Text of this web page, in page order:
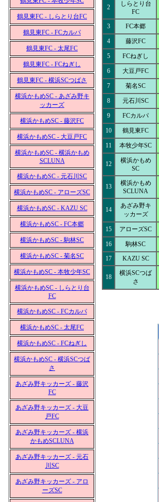
鶴見東FC - しらとり台FC
鶴見東FC - FCカルパ
鶴見東FC - 太尾FC
鶴見東FC - FCねぎし
鶴見東FC - 横浜SCつばさ
横浜かもめSC - あざみ野キ
ッカーズ
横浜かもめSC - 藤沢FC
横浜かもめSC - 大豆戸FC
横浜かもめSC - 横浜かもめ
SCLUNA
横浜かもめSC - 元石川SC
横浜かもめSC - アローズSC
横浜かもめSC - KAZU SC
横浜かもめSC - FC本郷
横浜かもめSC - 駒林SC
横浜かもめSC - 菊名SC
横浜かもめSC - 本牧少年SC
横浜かもめSC - しらとり台
FC
横浜かもめSC - FCカルパ
横浜かもめSC - 太尾FC
横浜かもめSC - FCねぎし
横浜かもめSC - 横浜SCつば
さ
あざみ野キッカーズ - 藤沢
FC
あざみ野キッカーズ - 大豆
戸FC
あざみ野キッカーズ - 横浜
かもめSCLUNA
あざみ野キッカーズ - 元石
川SC
あざみ野キッカーズ - アロ
ーズSC
2
しらとり台
FC
3 FC本郷
4 藤沢FC
5 FCねぎし
6 大豆戸FC
7 菊名SC
8 元石川SC
9 FCカルパ
10 鶴見東FC
11 本牧少年SC
12
横浜かもめ
SC
13
横浜かもめ
SCLUNA
14
あざみ野キ
ッカーズ
15 アローズSC
16 駒林SC
17
KAZU SC
18
横浜SCつば
さ